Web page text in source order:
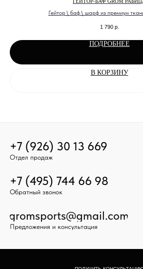
Гейтор \ баф \ шарф из премиум
1 790 р.
ПОДРОБНЕЕ
В КОРЗИНУ
+7 (495) 744 66 98
gromsports@gmail.com
Предложения и консультация
+7 (926) 30 13 669
Отдел продаж
Обратный звонок